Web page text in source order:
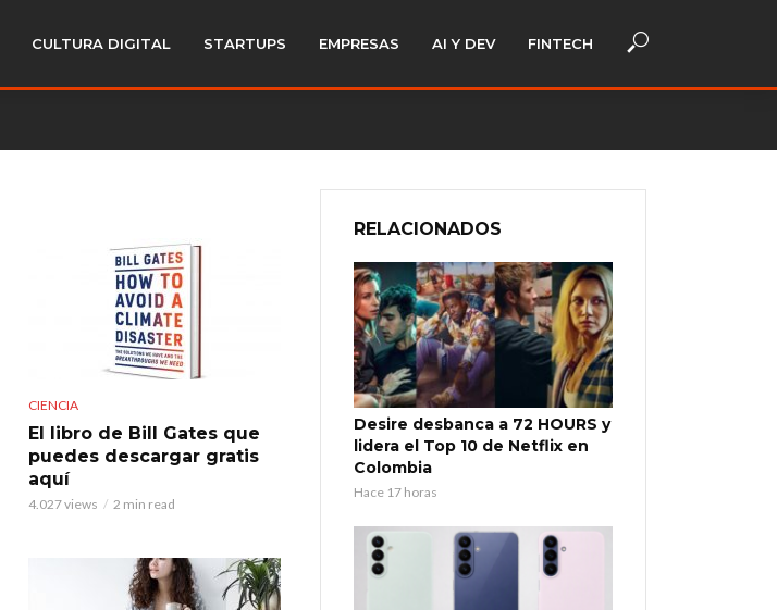
CULTURA DIGITAL STARTUPS EMPRESAS AI Y DEV FINTECH
CIENCIA
El libro de Bill Gates que
puedes descargar gratis
aquí
4.027 views 2 min read
RELACIONADOS
Desire desbanca a 72 HOURS y
lidera el Top 10 de Netflix en
Colombia
Hace 17 horas